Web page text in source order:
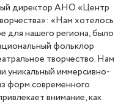
директор АНО «Центр
«Нам хотелось
для нашего региона, было
фольклор
творчество. Нам
уникальный иммерсивно-
форм современного
внимание, как